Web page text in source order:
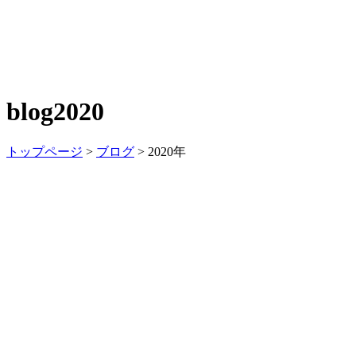
blog2020
トップページ > ブログ > 2020年